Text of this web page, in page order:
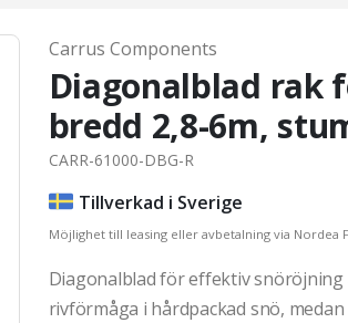
Carrus Components
Diagonalblad
bredd 2,8-6m,
CARR-61000-DBG-R
Tillverkad i Sverige
Möjlighet till leasing eller avbetalning via Nordea
Diagonalblad för effektiv
rivförmåga i hårdpackad snö,